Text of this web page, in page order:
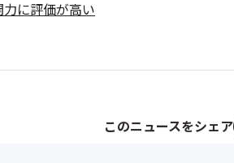
に評価が高い
このニュースをシェア